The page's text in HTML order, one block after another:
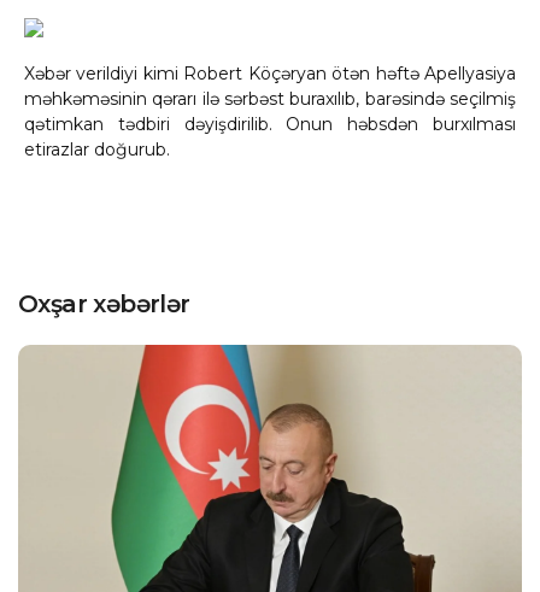
Xəbər verildiyi kimi Robert Köçəryan ötən həftə Apellyasiya
məhkəməsinin qərarı ilə sərbəst buraxılıb, barəsində seçilmiş
qətimkan tədbiri dəyişdirilib. Onun həbsdən burxılması
etirazlar doğurub.
Oxşar xəbərlər